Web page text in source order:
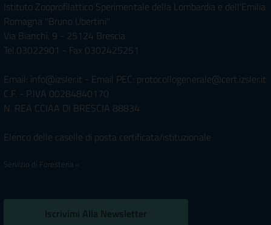
Istituto Zooprofilattico Sperimentale della Lombardia e dell'Emilia
Romagna "Bruno Ubertini"
Via Bianchi, 9 - 25124 Brescia
Tel.03022901 - Fax 0302425251
Email: info@izsler.it - Email PEC: protocollogenerale@cert.izsler.it
C.F. - P.IVA 00284840170
N. REA CCIAA DI BRESCIA 88834
Elenco delle caselle di posta certificata/istituzionale
Servizio di Foresteria »
Iscrivimi Alla Newsletter